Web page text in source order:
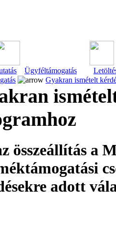
Ügyféltámogatás
Gyakran ismételt
összeállítás a
adott